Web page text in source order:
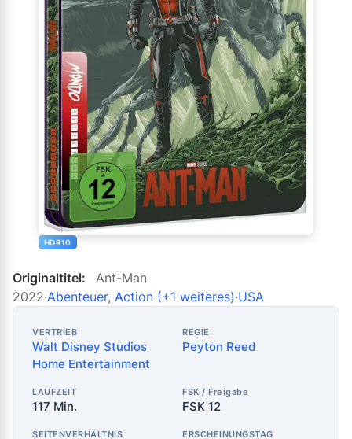
HDR10
Originaltitel:
Ant-Man
2022·Abenteuer, Action (+1 weiteres)·USA
VERTRIEB
Walt Disney Studios
Home Entertainment
REGIE
Peyton Reed
LAUFZEIT
117 Min.
FSK / Freigabe
FSK 12
SEITENVERHÄLTNIS ERSCHEINUNGSTAG